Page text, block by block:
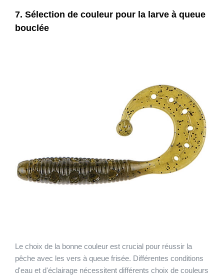
7. Sélection de couleur pour la larve à queue
bouclée
Le choix de la bonne couleur est crucial pour réussir la
pêche avec les vers à queue frisée. Différentes conditions
d'eau et d'éclairage nécessitent différents choix de couleurs